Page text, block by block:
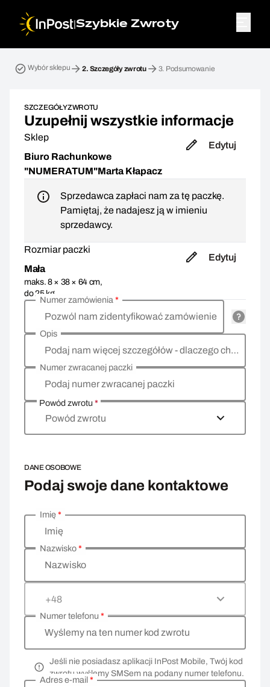
|Szybkie Zwroty
Wybór sklepu 2. Szczegóły zwrotu 3. Podsumowanie
SZCZEGÓŁY ZWROTU
Uzupełnij wszystkie informacje
Sklep
Biuro Rachunkowe
"NUMERATUM"Marta Kłapacz
Edytuj
Sprzedawca zapłaci nam za tę paczkę.
Pamiętaj, że nadajesz ją w imieniu
sprzedawcy.
Rozmiar paczki
Mała
maks. 8 × 38 × 64 cm,
do 25 kg
Edytuj
Pozwól nam zidentyfikować zamówienie
Numer zamówienia*
Podaj nam więcej szczegółów - dlaczego chcesz zwrócić towar, co jest powodem?
Opis
Podaj numer zwracanej paczki
Numer zwracanej paczki
Powód zwrotu*
Powód zwrotu
DANE OSOBOWE
Podaj swoje dane kontaktowe
Wprowadź swoje dane osobowe
Imię
Imię*
Nazwisko
Nazwisko*
+48
Wyślemy na ten numer kod zwrotu
Numer telefonu *
Jeśli nie posiadasz aplikacji InPost Mobile, Twój kod
zwrotu wyślemy SMSem na podany numer telefonu.
Adres e-mail *